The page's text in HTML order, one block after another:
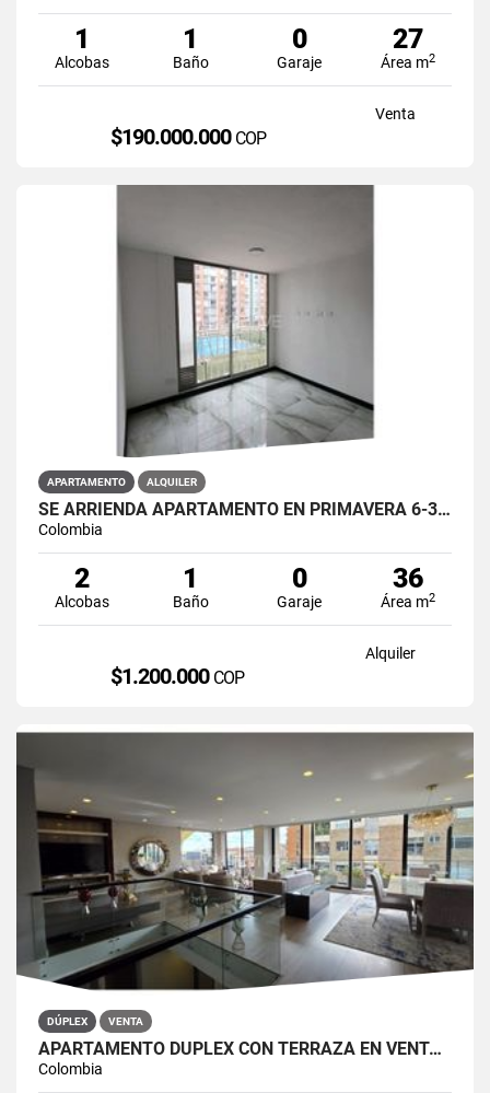
1
Alcobas
1
Baño
0
Garaje
27
Área m2
Venta
$190.000.000 COP
APARTAMENTO ALQUILER
SE ARRIENDA APARTAMENTO EN PRIMAVERA 6-39 ET 2 PISO 3 PARS ESTRENAR
Colombia
2
Alcobas
1
Baño
0
Garaje
36
Área m2
Alquiler
$1.200.000 COP
DÚPLEX VENTA
APARTAMENTO DÚPLEX CON TERRAZA EN VENTA BELLA SUIZA USAQUÉN BOGOTÁ
Colombia